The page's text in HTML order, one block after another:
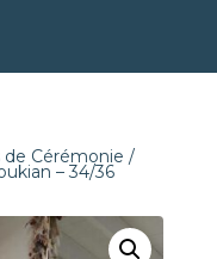
de Cérémonie /
– 34/36